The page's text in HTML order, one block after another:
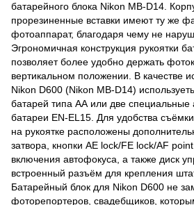
батарейного блока Nikon MB-D14.
прорезиненные вставки имеют ту же
фотоаппарат, благодаря чему не
Эгрономичная конструкция рукоятки
позволяет более удобно держать
вертикальном положении. В качестве
Nikon D600 (Nikon MB-D14)
батарей типа АА или две специальные
батареи EN-EL15. Для удобства
на рукоятке расположены
затвора, кнопки АЕ lock/FE lock/AF
включения автофокуса, а также диск
встроенный разъём для крепления
Батарейный блок для Nikon D600 не
фоторепортеров, свадебщиков,